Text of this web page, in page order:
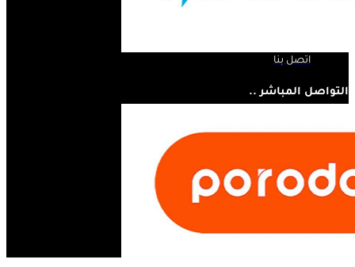
اتصل بنا
التواصل المباشر ..
مستر أبل - مجسر الثورة - الحلة - العراق
www.mrappleiq.com